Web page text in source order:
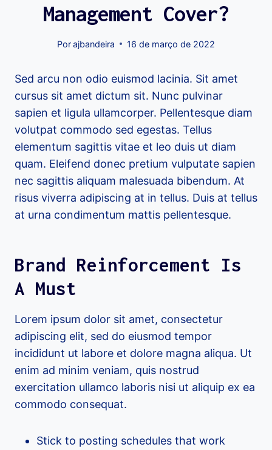
Management Cover?
Porajbandeira 16 de março de 2022
Sed arcu non odio euismod lacinia. Sit amet
cursus sit amet dictum sit. Nunc pulvinar
sapien et ligula ullamcorper. Pellentesque diam
volutpat commodo sed egestas. Tellus
elementum sagittis vitae et leo duis ut diam
quam. Eleifend donec pretium vulputate sapien
nec sagittis aliquam malesuada bibendum. At
risus viverra adipiscing at in tellus. Duis at tellus
at urna condimentum mattis pellentesque.
Brand Reinforcement Is
A Must
Lorem ipsum dolor sit amet, consectetur
adipiscing elit, sed do eiusmod tempor
incididunt ut labore et dolore magna aliqua. Ut
enim ad minim veniam, quis nostrud
exercitation ullamco laboris nisi ut aliquip ex ea
commodo consequat.
Stick to posting schedules that work